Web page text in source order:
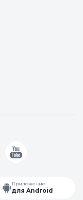
Приложение
для Android